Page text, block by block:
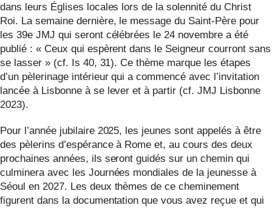
dans leurs Églises locales lors de la solennité du Christ
Roi. La semaine dernière, le message du Saint-Père pour
les 39e JMJ qui seront célébrées le 24 novembre a été
publié : « Ceux qui espèrent dans le Seigneur courront sans
se lasser » (cf. Is 40, 31). Ce thème marque les étapes
d’un pèlerinage intérieur qui a commencé avec l’invitation
lancée à Lisbonne à se lever et à partir (cf. JMJ Lisbonne
2023).
Pour l’année jubilaire 2025, les jeunes sont appelés à être
des pèlerins d’espérance à Rome et, au cours des deux
prochaines années, ils seront guidés sur un chemin qui
culminera avec les Journées mondiales de la jeunesse à
Séoul en 2027. Les deux thèmes de ce cheminement
figurent dans la documentation que vous avez reçue et qui